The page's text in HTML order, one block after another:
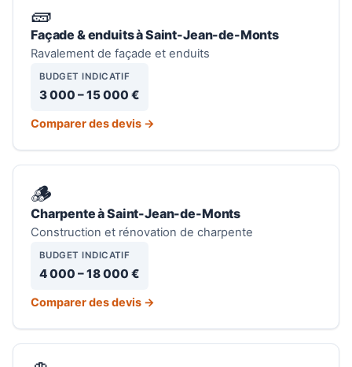
🧱
Façade & enduits à Saint-Jean-de-Monts
Ravalement de façade et enduits
BUDGET INDICATIF
3 000 – 15 000 €
Comparer des devis →
🪵
Charpente à Saint-Jean-de-Monts
Construction et rénovation de charpente
BUDGET INDICATIF
4 000 – 18 000 €
Comparer des devis →